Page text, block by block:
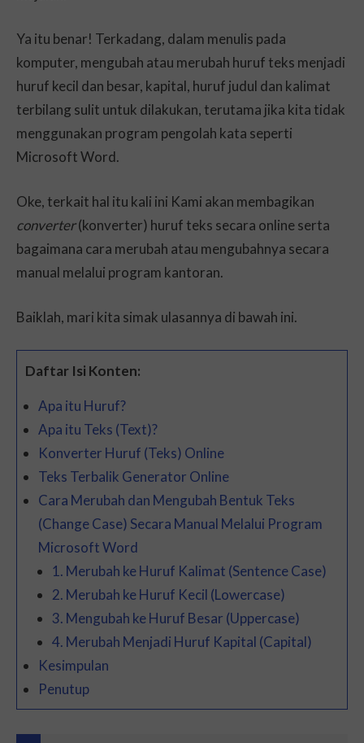
Ya itu benar! Terkadang, dalam menulis pada
komputer, mengubah atau merubah huruf teks menjadi
huruf kecil dan besar, kapital, huruf judul dan kalimat
terbilang sulit untuk dilakukan, terutama jika kita tidak
menggunakan program pengolah kata seperti
Microsoft Word.
Oke, terkait hal itu kali ini Kami akan membagikan
converter(konverter) huruf teks secara online serta
bagaimana cara merubah atau mengubahnya secara
manual melalui program kantoran.
Baiklah, mari kita simak ulasannya di bawah ini.
Daftar Isi Konten:
Apa itu Huruf?
Apa itu Teks (Text)?
Konverter Huruf (Teks) Online
Teks Terbalik Generator Online
Cara Merubah dan Mengubah Bentuk Teks
(Change Case) Secara Manual Melalui Program
Microsoft Word
1. Merubah ke Huruf Kalimat (Sentence Case)
2. Merubah ke Huruf Kecil (Lowercase)
3. Mengubah ke Huruf Besar (Uppercase)
4. Merubah Menjadi Huruf Kapital (Capital)
Kesimpulan
Penutup